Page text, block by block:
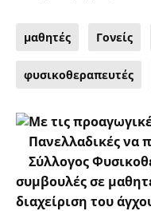
μαθητές Γονείς
φυσικοθεραπευτές
Με τις
Πανελλαδικές να
Σύλλογος
συμβουλές σε
διαχείριση του